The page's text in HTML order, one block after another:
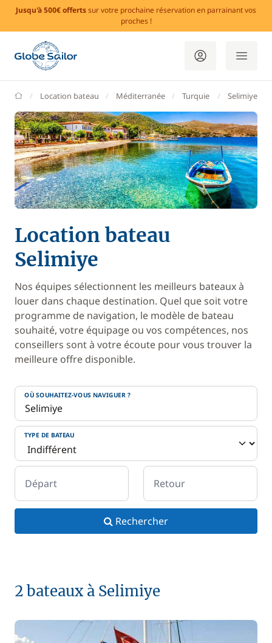
Jusqu'à 500€ offertssur votre prochaine réservation en parrainant vos
proches !
GlobeSailor
Location bateau Méditerranée Turquie Selimiye
Location bateau
Selimiye
Nos équipes sélectionnent les meilleurs bateaux à
louer dans chaque destination. Quel que soit votre
programme de navigation, le modèle de bateau
souhaité, votre équipage ou vos compétences, nos
conseillers sont à votre écoute pour vous trouver la
meilleure offre disponible.
OÙ SOUHAITEZ-VOUS NAVIGUER ?
TYPE DE BATEAU
Départ Retour
Rechercher
2 bateaux à Selimiye